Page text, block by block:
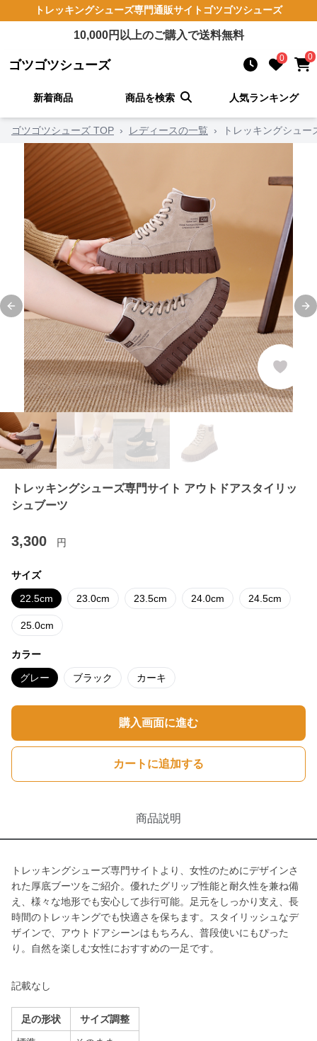
トレッキングシューズ専門通販サイト ゴツゴツシューズ
10,000円以上のご購入で送料無料
ゴツゴツシューズ 0 0
新着商品 商品を検索 人気ランキング
ゴツゴツシューズ TOP › レディースの一覧 › トレッキングシュ
Previous slide
トレッキングシューズ専門サイト アウトドアスタイリッ
シュブーツ
3,300 円
サイズ
22.5cm 23.0cm 23.5cm 24.0cm 24.5cm
25.0cm
カラー
グレー ブラック カーキ
購入画面に進む
カートに追加する
商品説明
トレッキングシューズ専門サイトより、女性のためにデザインさ
れた厚底ブーツをご紹介。優れたグリップ性能と耐久性を兼ね備
え、様々な地形でも安心して歩行可能。足元をしっかり支え、長
時間のトレッキングでも快適さを保ちます。スタイリッシュなデ
ザインで、アウトドアシーンはもちろん、普段使いにもぴった
り。自然を楽しむ女性におすすめの一足です。
記載なし
足の形状 サイズ調整